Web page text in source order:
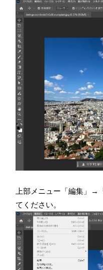
上部メニュー「編集」→
てください。